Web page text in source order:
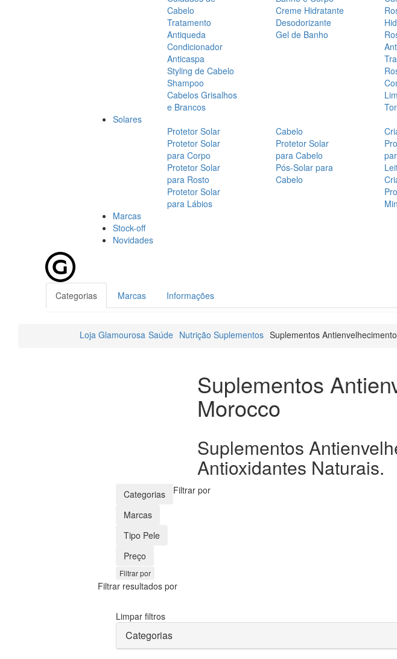
Cabelo
Tratamento
Antiqueda
Condicionador
Anticaspa
Styling de Cabelo
Shampoo
Cabelos Grisalhos
e Brancos
Creme Hidratante
Desodorizante
Gel de Banho
Solares
Protetor Solar
Protetor Solar
para Corpo
Protetor Solar
para Rosto
Protetor Solar
para Lábios
Cabelo
Protetor Solar
para Cabelo
Pós-Solar para
Cabelo
Marcas
Stock-off
Novidades
Categorias Marcas Informações
Loja Glamourosa Saúde Nutrição Suplementos Suplementos Antienvelhecimento
Suplementos
Morocco
Suplementos
Antioxidantes Naturais.
Filtrar por
Categorias
Marcas
Tipo Pele
Preço
Filtrar por
Filtrar resultados por
Limpar filtros
Categorias